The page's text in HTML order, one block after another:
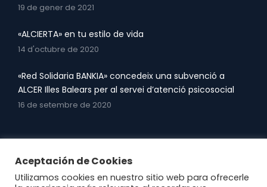
19 de gener de 2021
«ALCIERTA» en tu estilo de vida
14 d'octubre de 2020
«Red Solidaria BANKIA» concedeix una subvenció a
ALCER Illes Balears per al servei d’atenció psicosocial
16 de setembre de 2020
Aceptación de Cookies
Utilizamos cookies en nuestro sitio web para ofrecerle